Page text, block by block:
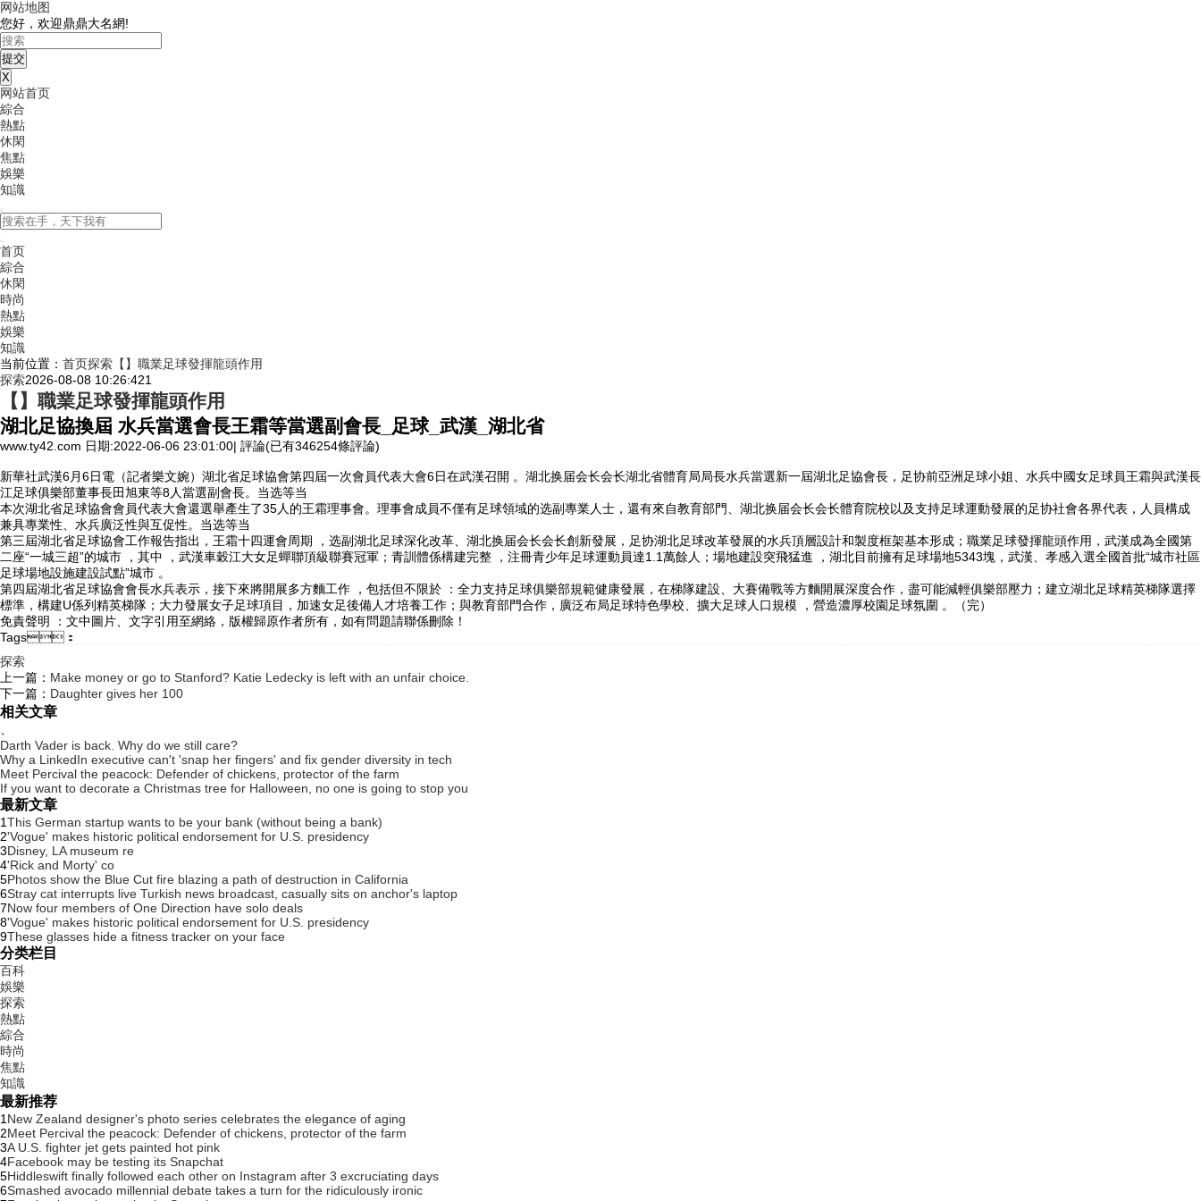
网站地图
您好，欢迎鼎鼎大名網!
X
网站首页
綜合
熱點
休閑
焦點
娛樂
知識
首页
綜合
休閑
時尚
熱點
娛樂
知識
当前位置： 首页探索 【】職業足球發揮龍頭作用
探索2026-08-08 10:26:421
【】職業足球發揮龍頭作用
湖北足協換屆 水兵當選會長王霜等當選副會長_足球_武漢_湖北省
www.ty42.com 日期:2022-06-06 23:01:00| 評論(已有346254條評論)
新華社武漢6月6日電（記者樂文婉）湖北省足球協會第四屆一次會員代表大會6日在武漢召開 。湖北换届会长会长湖北省體育局局長水兵當選新一屆湖北足協會長，足协前亞洲足球小姐、水兵中國女足球員王霜與武漢長
江足球俱樂部董事長田旭東等8人當選副會長 。当选等当
本次湖北省足球協會會員代表大會還選舉產生了35人的王霜理事會。理事會成員不僅有足球領域的选副專業人士 ，還有來自教育部門 、湖北换届会长会长體育院校以及支持足球運動發展的足协社會各界代表，人員構成
兼具專業性、水兵廣泛性與互促性。当选等当
第三屆湖北省足球協會工作報告指出，王霜十四運會周期 ，选副湖北足球深化改革、湖北换届会长会长創新發展，足协湖北足球改革發展的水兵頂層設計和製度框架基本形成；職業足球發揮龍頭作用，武漢成為全國第
二座“一城三超”的城市 ，其中 ，武漢車穀江大女足蟬聯頂級聯賽冠軍；青訓體係構建完整 ，注冊青少年足球運動員達1.1萬餘人；場地建設突飛猛進 ，湖北目前擁有足球場地5343塊，武漢 、孝感入選全國首批“城市社區
足球場地設施建設試點”城市 。
第四屆湖北省足球協會會長水兵表示，接下來將開展多方麵工作  ，包括但不限於 ：全力支持足球俱樂部規範健康發展，在梯隊建設、大賽備戰等方麵開展深度合作 ，盡可能減輕俱樂部壓力；建立湖北足球精英梯隊選擇
標準 ，構建U係列精英梯隊；大力發展女子足球項目，加速女足後備人才培養工作；與教育部門合作，廣泛布局足球特色學校 、擴大足球人口規模 ，營造濃厚校園足球氛圍 。（完）
免責聲明 ：文中圖片 、文字引用至網絡，版權歸原作者所有，如有問題請聯係刪除！
Tags：
探索
上一篇： Make money or go to Stanford? Katie Ledecky is left with an unfair choice.
下一篇： Daughter gives her 100
相关文章
Darth Vader is back. Why do we still care?
Why a LinkedIn executive can't 'snap her fingers' and fix gender diversity in tech
Meet Percival the peacock: Defender of chickens, protector of the farm
If you want to decorate a Christmas tree for Halloween, no one is going to stop you
最新文章
1This German startup wants to be your bank (without being a bank)
2'Vogue' makes historic political endorsement for U.S. presidency
3Disney, LA museum re
4'Rick and Morty' co
5Photos show the Blue Cut fire blazing a path of destruction in California
6Stray cat interrupts live Turkish news broadcast, casually sits on anchor's laptop
7Now four members of One Direction have solo deals
8'Vogue' makes historic political endorsement for U.S. presidency
9These glasses hide a fitness tracker on your face
分类栏目
百科
娛樂
探索
熱點
綜合
時尚
焦點
知識
最新推荐
1 New Zealand designer's photo series celebrates the elegance of aging
2Meet Percival the peacock: Defender of chickens, protector of the farm
3A U.S. fighter jet gets painted hot pink
4Facebook may be testing its Snapchat
5Hiddleswift finally followed each other on Instagram after 3 excruciating days
6Smashed avocado millennial debate takes a turn for the ridiculously ironic